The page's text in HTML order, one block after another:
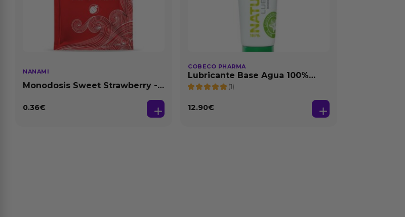
NANAMI
Monodosis Sweet Strawberry -
0.36€
COBECO PHARMA
Lubricante Base Agua 100%
Natural 125 ml
(1)
12.90€